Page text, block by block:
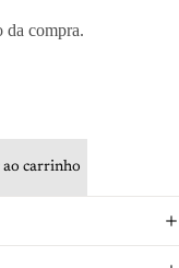
da compra.
carrinho